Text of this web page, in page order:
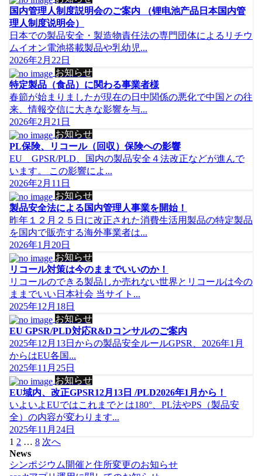
国内管理人制度説明会のご案内 （锂电池产品日本国内管
理人制度说明会）
日本での製品安全・製造物責任法の専門団体によるリチウ
ムイオン電池搭載製品や乳幼児...
2026年2月22日
お知らせ
特定製品（食品）に関わる事業者様
春節が始まりましたが現在の日中関係の悪化で中国との往
来、情報交信に大きな影響を与...
2026年2月21日
お知らせ
PL保険、リコール（回収）保険への影響
EU GPSR/PLD、国内の製品安全４法改正などが進んで
います。 この影響によ...
2026年2月11日
お知らせ
製品安全法による国内管理人事業を開始！
昨年１２月２５日に改正された消費生活用製品の特定製品
を国内で販売する海外事業者は...
2026年1月20日
お知らせ
リコール対策は今のままでいいのか！
リコールのできる製品しか売れない世界とリコールは今の
ままでいい日本社会 当サイト...
2025年12月18日
お知らせ
EU GPSR/PLD対応R&Dコンサルのご案内
2025年12月13日からの製品安全ルールGPSR、2026年1月
からはEU各国...
2025年11月25日
お知らせ
EU域内、改正GPSR12月13日 /PLD2026年1月から！
いよいよEUではこれまでとは180°、PL法やPS（製品安
全）の内容が変わります...
2025年11月24日
投
稿
の
1 2 … 8 次へ
News
シンポジウム開催と住所変更のお知らせ